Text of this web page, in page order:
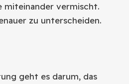
miteinander vermischt.
zu unterscheiden.
geht es darum, das